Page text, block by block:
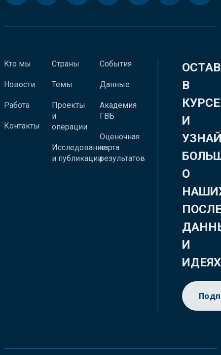
Кто мы
Новости
Работа
Контакты
Страны
Темы
Проекты
и
операции
Исследования
и публикации
События
Данные
Академия
ГВБ
Оценочная
карта
результатов
В
КУРСЕ
И
О
И
ИДЕЯХ